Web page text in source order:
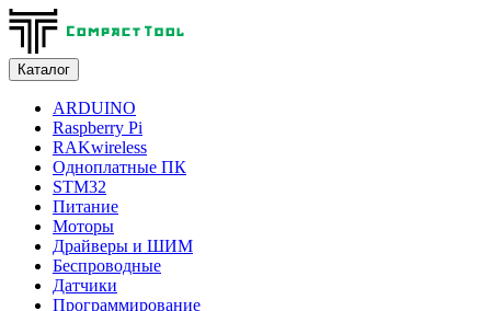
Каталог
ARDUINO
Raspberry Pi
RAKwireless
Одноплатные ПК
STM32
Питание
Моторы
Драйверы и ШИМ
Беспроводные
Датчики
Программирование